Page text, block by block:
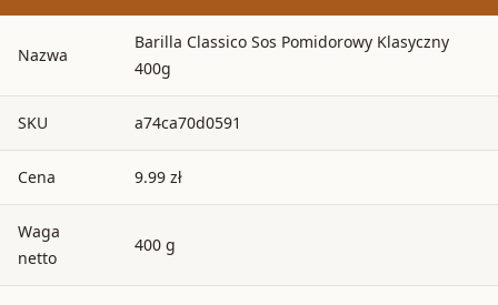
Nazwa
Barilla Classico Sos Pomidorowy Klasyczny
400g
SKU a74ca70d0591
Cena 9.99 zł
Waga
netto
400 g